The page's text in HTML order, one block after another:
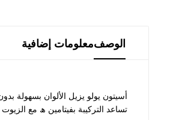
الوصفمعلومات إضافية
أسيتون يولو يزيل الألوان بسهولة
تساعد التركيبة بفيتامين ھ مع